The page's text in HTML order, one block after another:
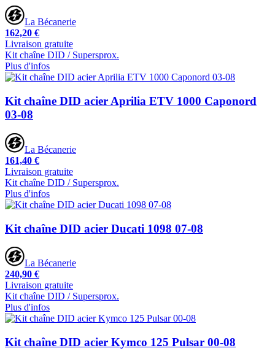
La Bécanerie
162,20 €
Livraison gratuite
Kit chaîne DID / Supersprox.
Plus d'infos
Kit chaîne DID acier Aprilia ETV 1000 Caponord
03-08
La Bécanerie
161,40 €
Livraison gratuite
Kit chaîne DID / Supersprox.
Plus d'infos
Kit chaîne DID acier Ducati 1098 07-08
La Bécanerie
240,90 €
Livraison gratuite
Kit chaîne DID / Supersprox.
Plus d'infos
Kit chaîne DID acier Kymco 125 Pulsar 00-08